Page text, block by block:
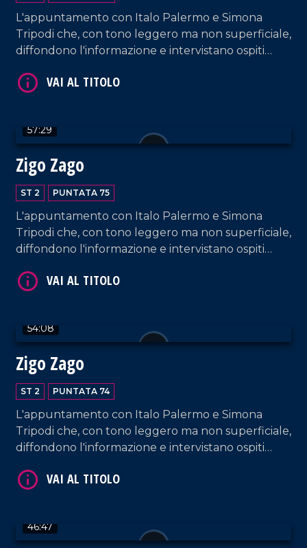
L'appuntamento con Italo Palermo e Simona
Tripodi che, con tono leggero ma non superficiale,
diffondono l'informazione e intervistano ospiti
Lamezia Terme.
57:29
Zigo Zago
ST 2 PUNTATA 75
L'appuntamento con Italo Palermo e Simona
Tripodi che, con tono leggero ma non superficiale,
diffondono l'informazione e intervistano ospiti
Lamezia Terme.
54:08
Zigo Zago
ST 2 PUNTATA 74
L'appuntamento con Italo Palermo e Simona
Tripodi che, con tono leggero ma non superficiale,
diffondono l'informazione e intervistano ospiti
Lamezia Terme.
46:47
VAI AL TITOLO